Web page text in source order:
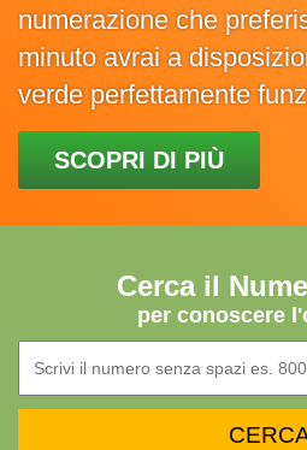
numerazione che
minuto avrai a
verde perfettamente
SCOPRI DI PIÙ
Cerca il
per conoscere